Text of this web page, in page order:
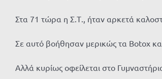
Στα 71 τώρα η Σ.Τ., ήταν αρκετά
Σε αυτό βοήθησαν μερικώς τα Botox
Αλλά κυρίως οφείλεται στο